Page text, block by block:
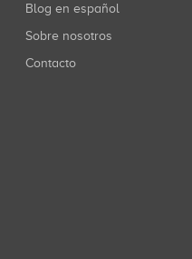
Blog en español
Sobre nosotros
Contacto